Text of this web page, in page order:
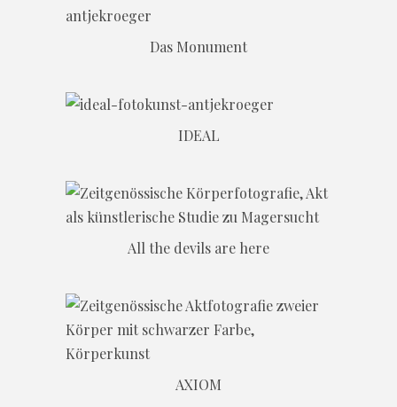
Das Monument
IDEAL
All the devils are here
AXIOM